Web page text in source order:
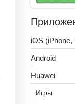
iOS (iPhone,
Android
Huawei
Игры